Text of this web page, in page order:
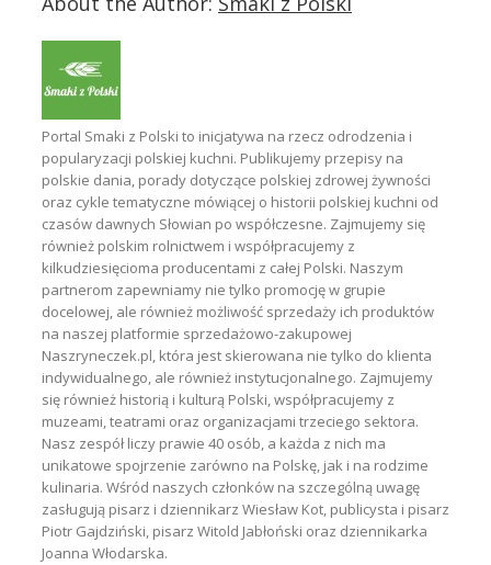
Portal Smaki z Polski to inicjatywa na rzecz odrodzenia i
popularyzacji polskiej kuchni. Publikujemy przepisy na
polskie dania, porady dotyczące polskiej zdrowej żywności
oraz cykle tematyczne mówiącej o historii polskiej kuchni od
czasów dawnych Słowian po współczesne. Zajmujemy się
również polskim rolnictwem i współpracujemy z
kilkudziesięcioma producentami z całej Polski. Naszym
partnerom zapewniamy nie tylko promocję w grupie
docelowej, ale również możliwość sprzedaży ich produktów
na naszej platformie sprzedażowo-zakupowej
Naszryneczek.pl, która jest skierowana nie tylko do klienta
indywidualnego, ale również instytucjonalnego. Zajmujemy
się również historią i kulturą Polski, współpracujemy z
muzeami, teatrami oraz organizacjami trzeciego sektora.
Nasz zespół liczy prawie 40 osób, a każda z nich ma
unikatowe spojrzenie zarówno na Polskę, jak i na rodzime
kulinaria. Wśród naszych członków na szczególną uwagę
zasługują pisarz i dziennikarz Wiesław Kot, publicysta i pisarz
Piotr Gajdziński, pisarz Witold Jabłoński oraz dziennikarka
Joanna Włodarska.